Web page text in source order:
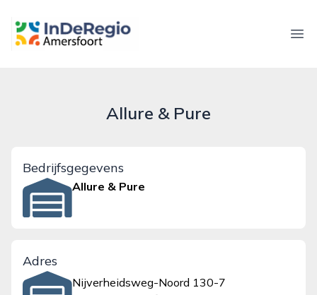
inderegioamersfoort.nl
Allure & Pure
Bedrijfsgegevens
Allure & Pure
Adres
Nijverheidsweg-Noord 130-7